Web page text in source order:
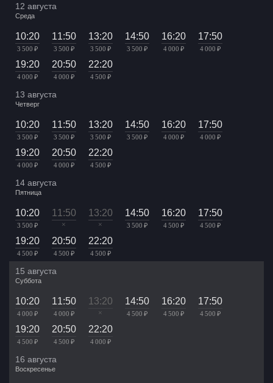
12 августа
Среда
10:20
3 500 ₽
11:50
3 500 ₽
13:20
3 500 ₽
14:50
3 500 ₽
16:20
4 000 ₽
17:50
4 000 ₽
19:20
4 000 ₽
20:50
4 000 ₽
22:20
4 500 ₽
13 августа
Четверг
10:20
3 500 ₽
11:50
3 500 ₽
13:20
3 500 ₽
14:50
3 500 ₽
16:20
4 000 ₽
17:50
4 000 ₽
19:20
4 000 ₽
20:50
4 000 ₽
22:20
4 500 ₽
14 августа
Пятница
10:20
3 500 ₽
11:50
×
13:20
×
14:50
3 500 ₽
16:20
4 500 ₽
17:50
4 500 ₽
19:20
4 500 ₽
20:50
4 500 ₽
22:20
4 500 ₽
15 августа
Суббота
10:20
4 000 ₽
11:50
4 000 ₽
13:20
×
14:50
4 500 ₽
16:20
4 500 ₽
17:50
4 500 ₽
19:20
4 500 ₽
20:50
4 500 ₽
22:20
4 000 ₽
16 августа
Воскресенье